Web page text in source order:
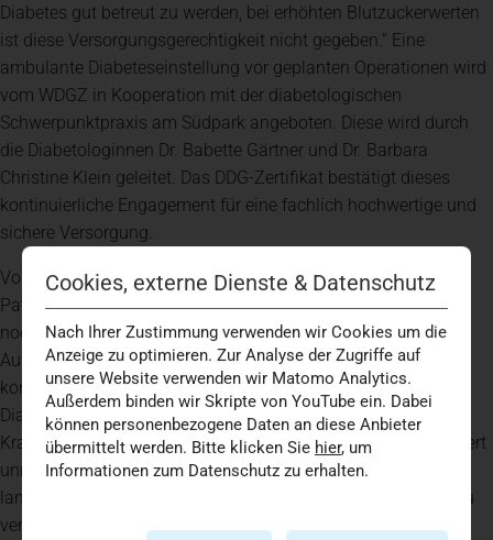
Diabetes gut betreut zu werden, bei erhöhten Blutzuckerwerten
ist diese Versorgungsgerechtigkeit nicht gegeben.“ Eine
ambulante Diabeteseinstellung vor geplanten Operationen wird
vom WDGZ in Kooperation mit der diabetologischen
Schwerpunktpraxis am Südpark angeboten. Diese wird durch
die Diabetologinnen Dr. Babette Gärtner und Dr. Barbara
Christine Klein geleitet. Das DDG-Zertifikat bestätigt dieses
kontinuierliche Engagement für eine fachlich hochwertige und
sichere Versorgung.
Von den zusätzlichen Maßnahmen profitieren auch
Patientinnen und Patienten, bei denen ein Diabetes bislang
noch nicht diagnostiziert wurde. Denn bei jeder stationären
Aufnahme werden routinemäßig die Blutzuckerwerte
kontrolliert. Auf diese Weise können neue
Diabeteserkrankungen frühzeitig erkannt und während des
Krankenhausaufenthalts berücksichtigt werden. Das verbessert
unmittelbar den Behandlungserfolg und trägt dazu bei,
langfristige Folgeschäden durch eine rechtzeitige Therapie zu
vermeiden.
Cookies, externe Dienste & Datenschutz
Nach Ihrer Zustimmung verwenden wir Cookies um die
Anzeige zu optimieren. Zur Analyse der Zugriffe auf
unsere Website verwenden wir Matomo Analytics.
Außerdem binden wir Skripte von YouTube ein. Dabei
können personenbezogene Daten an diese Anbieter
übermittelt werden. Bitte klicken Sie hier, um
Informationen zum Datenschutz zu erhalten.